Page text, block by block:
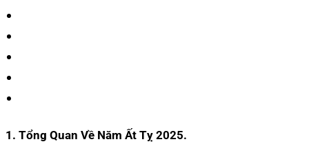
1. Tổng Quan Về Năm Ất Tỵ 2025.